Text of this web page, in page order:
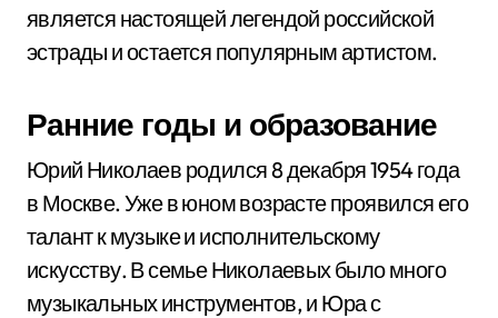
является настоящей легендой российской
эстрады и остается популярным артистом.
Ранние годы и образование
Юрий Николаев родился 8 декабря 1954 года
в Москве. Уже в юном возрасте проявился его
талант к музыке и исполнительскому
искусству. В семье Николаевых было много
музыкальных инструментов, и Юра с